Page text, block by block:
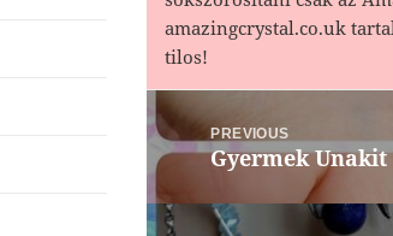
amazingcrystal.co.uk
tilos!
Bejegyzés
navigációPREVIOUS
Previous
Gyermek